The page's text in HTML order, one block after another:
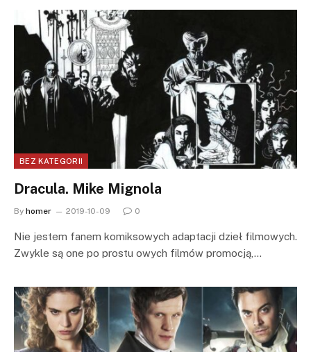
BEZ KATEGORII
Dracula. Mike Mignola
By homer 2019-10-09 0
Nie jestem fanem komiksowych adaptacji dzieł filmowych.
Zwykle są one po prostu owych filmów promocją,…